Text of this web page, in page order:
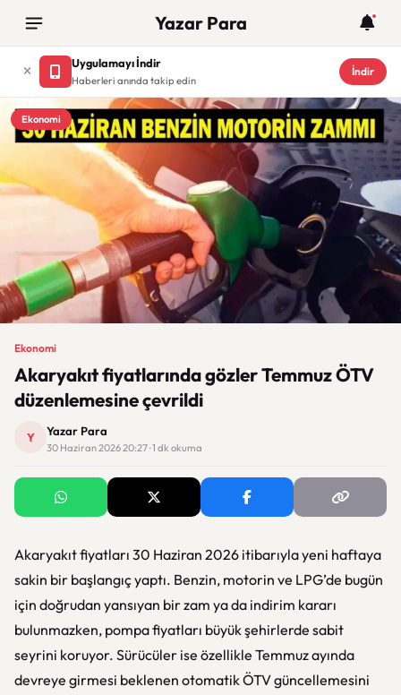
Yazar Para
Uygulamayı İndir
Haberleri anında takip edin
İndir
Ekonomi
Ekonomi
Akaryakıt fiyatlarında gözler Temmuz ÖTV
düzenlemesine çevrildi
Y Yazar Para
30 Haziran 2026 20:27 · 1 dk okuma
Akaryakıt fiyatları 30 Haziran 2026 itibarıyla yeni haftaya
sakin bir başlangıç yaptı. Benzin, motorin ve LPG’de bugün
için doğrudan yansıyan bir zam ya da indirim kararı
bulunmazken, pompa fiyatları büyük şehirlerde sabit
seyrini koruyor. Sürücüler ise özellikle Temmuz ayında
devreye girmesi beklenen otomatik ÖTV güncellemesini